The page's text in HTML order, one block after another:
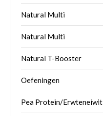
Natural Multi
Natural Multi
Natural T-Booster
Oefeningen
Pea Protein/Erwteneiwit